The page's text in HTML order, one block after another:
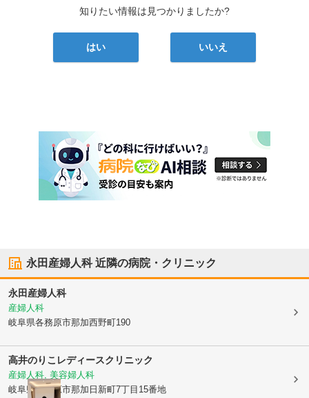
知りたい情報は見つかりましたか?
はい いいえ
永田産婦人科近隣の病院・クリニック
永田産婦人科
産婦人科
岐阜県各務原市那加西野町190
高井のりこレディースクリニック
産婦人科, 美容婦人科
岐阜県各務原市那加日新町7丁目15番地